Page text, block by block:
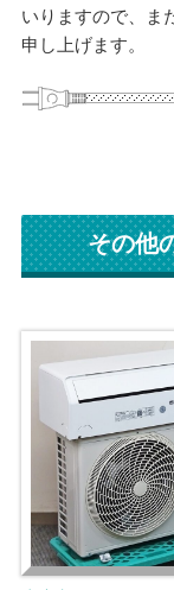
いりますので、ま
申し上げます。
その他